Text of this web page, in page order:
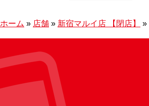
ホーム » 店舗 » 新宿マルイ店 【閉店】 »